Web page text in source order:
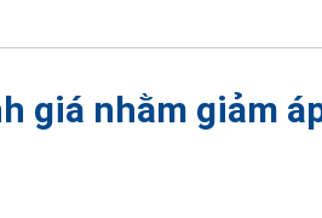
giá nhằm giảm